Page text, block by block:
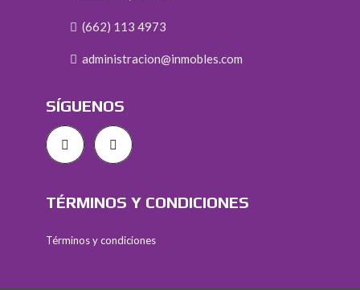
(662) 113 4973
administracion@inmobles.com
SÍGUENOS
TÉRMINOS Y CONDICIONES
Términos y condiciones